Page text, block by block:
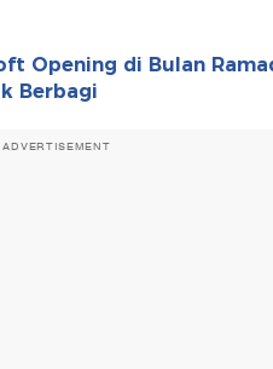
Opening di Bulan
Berbagi
ADVERTISEMENT